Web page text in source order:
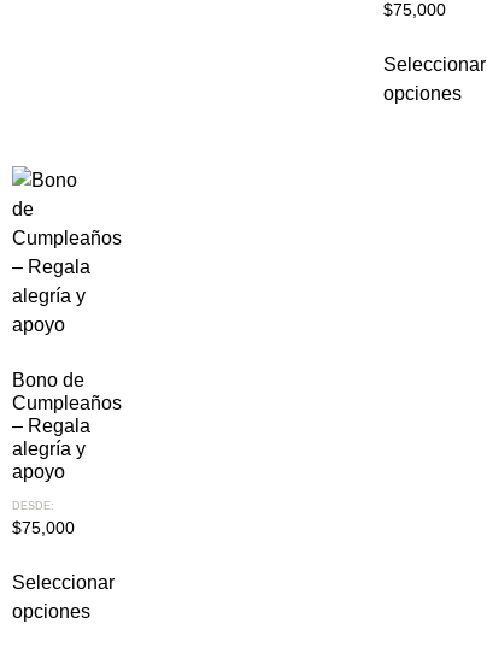
$75,000
Seleccionar
opciones
Bono de
Cumpleaños
– Regala
alegría y
apoyo
DESDE:
$75,000
Seleccionar
opciones